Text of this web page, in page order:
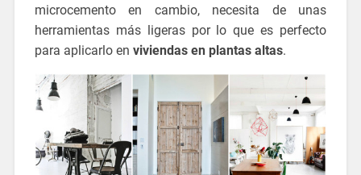
microcemento en cambio, necesita de unas
herramientas más ligeras por lo que es perfecto
para aplicarlo en viviendas en plantas altas.